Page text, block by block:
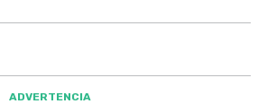
ADVERTENCIA